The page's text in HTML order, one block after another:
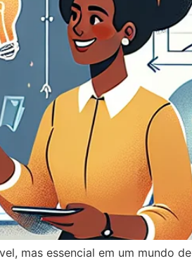
mas essencial em um mundo de